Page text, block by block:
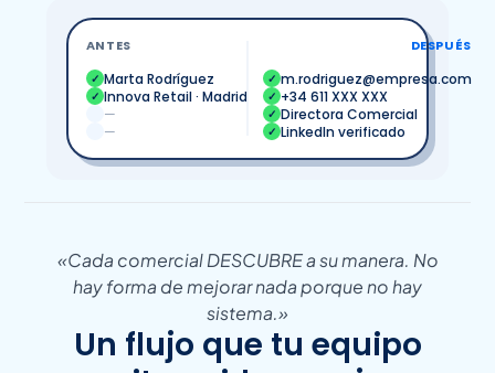
ANTES
✓ Marta Rodríguez
✓ Innova Retail · Madrid
—
—
DESPUÉS
✓ m.rodriguez@empresa.com
✓ +34 611 XXX XXX
✓ Directora Comercial
✓ LinkedIn verificado
«Cada comercial DESCUBRE a su manera. No
hay forma de mejorar nada porque no hay
sistema.»
Un flujo que tu equipo